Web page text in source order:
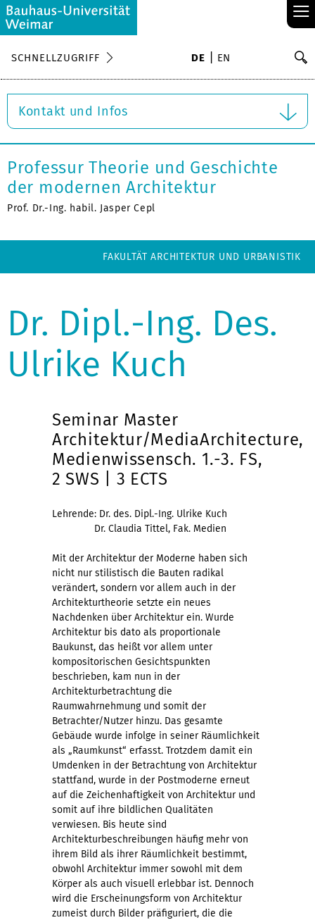
≡
SCHNELLZUGRIFF DE EN
Kontakt und Infos
Professur Theorie und Geschichte
der modernen Architektur
Prof. Dr.-Ing. habil. Jasper Cepl
FAKULTÄT ARCHITEKTUR UND URBANISTIK
Dr. Dipl.-Ing. Des.
Ulrike Kuch
Seminar Master
Architektur/MediaArchitecture,
Medienwissensch. 1.-3. FS,
2 SWS | 3 ECTS
Lehrende: Dr. des. Dipl.-Ing. Ulrike Kuch
Dr. Claudia Tittel, Fak. Medien
Mit der Architektur der Moderne haben sich
nicht nur stilistisch die Bauten radikal
verändert, sondern vor allem auch in der
Architekturtheorie setzte ein neues
Nachdenken über Architektur ein. Wurde
Architektur bis dato als proportionale
Baukunst, das heißt vor allem unter
kompositorischen Gesichtspunkten
beschrieben, kam nun in der
Architekturbetrachtung die
Raumwahrnehmung und somit der
Betrachter/Nutzer hinzu. Das gesamte
Gebäude wurde infolge in seiner Räumlichkeit
als „Raumkunst“ erfasst. Trotzdem damit ein
Umdenken in der Betrachtung von Architektur
stattfand, wurde in der Postmoderne erneut
auf die Zeichenhaftigkeit von Architektur und
somit auf ihre bildlichen Qualitäten
verwiesen. Bis heute sind
Architekturbeschreibungen häufig mehr von
ihrem Bild als ihrer Räumlichkeit bestimmt,
obwohl Architektur immer sowohl mit dem
Körper als auch visuell erlebbar ist. Dennoch
wird die Erscheinungsform von Architektur
zumeist durch Bilder präfiguriert, die die